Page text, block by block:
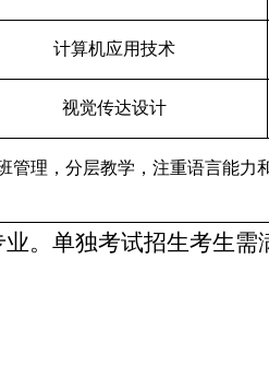
计算机应用技术
视觉传达设计
管理，分层教学，注重语言能
。单独考试招生考生需